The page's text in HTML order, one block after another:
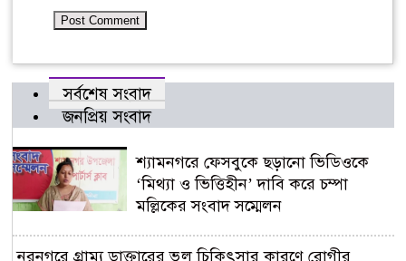
সর্বশেষ সংবাদ
জনপ্রিয় সংবাদ
শ্যামনগরে ফেসবুকে ছড়ানো ভিডিওকে
‘মিথ্যা ও ভিত্তিহীন’ দাবি করে চম্পা
মল্লিকের সংবাদ সম্মেলন
নুরনগরে গ্রাম্য ডাক্তারের ভুল চিকিৎসার কারণে রোগীর